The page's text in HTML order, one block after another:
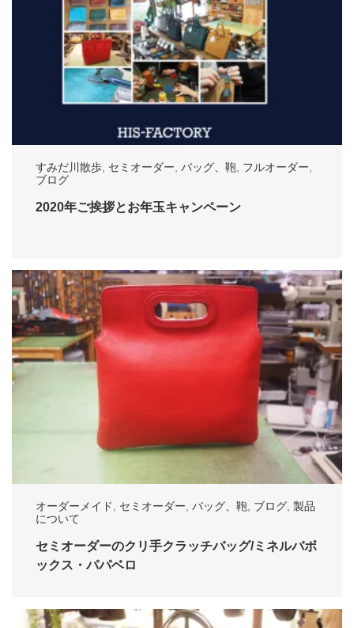
すみだ川散歩, セミオーダー, バッグ、鞄, フルオーダー,
ブログ
2020年ご挨拶とお年玉キャンペーン
オーダーメイド セミオーダー バッグ、鞄 ブログ 製品
について
セミオーダーのクリ手クラッチバッグ/ミネルバボ
ックス・パパベロ